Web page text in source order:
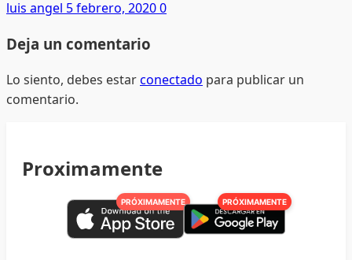
luis angel 5 febrero, 20200
Deja un comentario
Lo siento, debes estarconectado para publicar un
comentario.
Proximamente
PRÓXIMAMENTE PRÓXIMAMENTE